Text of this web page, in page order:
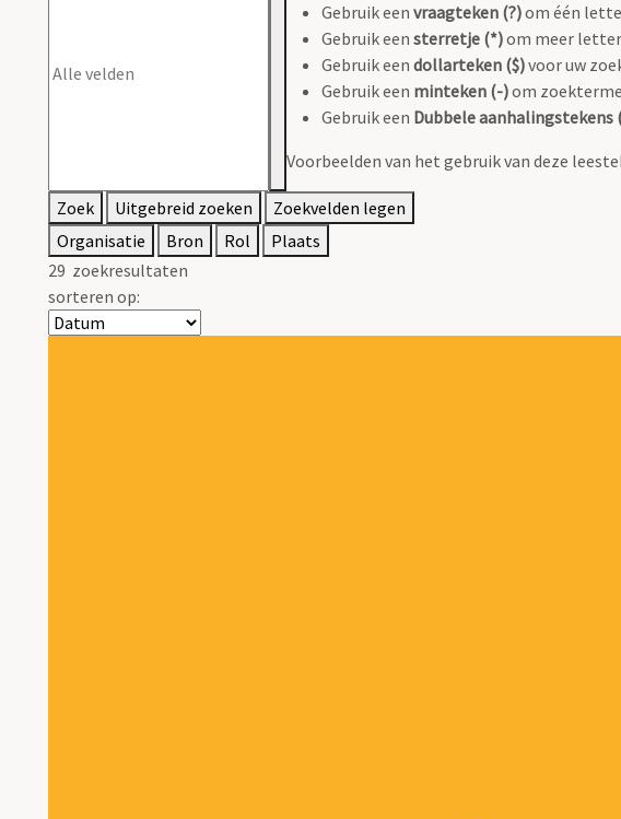
Gebruik een vraagteken (?)om één
Gebruik een sterretje (*)om meer
Gebruik een dollarteken ($)voor uw
Gebruik een minteken (-)om
Gebruik een Dubbele aanhalingstekens
Voorbeelden van het gebruik van deze
Zoek Uitgebreid zoeken
Zoekvelden legen
Organisatie
Bron Rol
Plaats
29 zoekresultaten
sorteren op: